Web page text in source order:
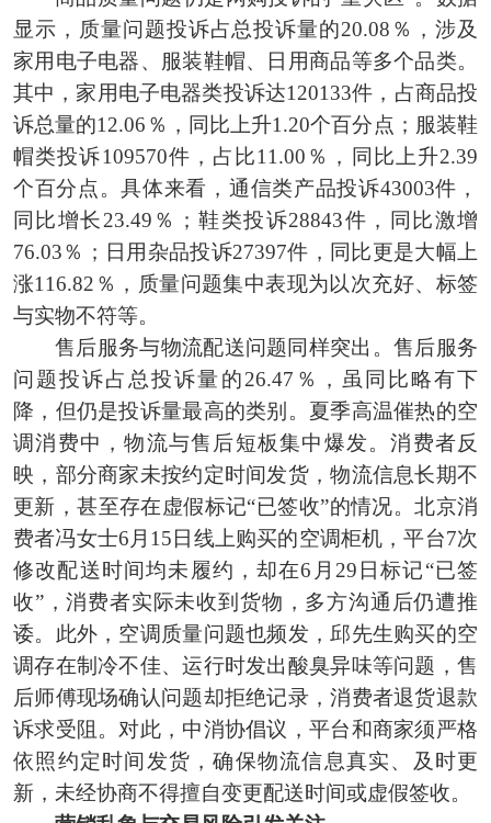
显示，质量问题投诉占总投诉量的20.08％，涉及
家用电子电器、服装鞋帽、日用商品等多个品类。
其中，家用电子电器类投诉达120133件，占商品投
诉总量的12.06％，同比上升1.20个百分点；服装鞋
帽类投诉109570件，占比11.00％，同比上升2.39
个百分点。具体来看，通信类产品投诉43003件，
同比增长23.49％；鞋类投诉28843件，同比激增
76.03％；日用杂品投诉27397件，同比更是大幅上
涨116.82％，质量问题集中表现为以次充好、标签
与实物不符等。
售后服务与物流配送问题同样突出。售后服务
问题投诉占总投诉量的26.47％，虽同比略有下
降，但仍是投诉量最高的类别。夏季高温催热的空
调消费中，物流与售后短板集中爆发。消费者反
映，部分商家未按约定时间发货，物流信息长期不
更新，甚至存在虚假标记“已签收”的情况。北京消
费者冯女士6月15日线上购买的空调柜机，平台7次
修改配送时间均未履约，却在6月29日标记“已签
收”，消费者实际未收到货物，多方沟通后仍遭推
诿。此外，空调质量问题也频发，邱先生购买的空
调存在制冷不佳、运行时发出酸臭异味等问题，售
后师傅现场确认问题却拒绝记录，消费者退货退款
诉求受阻。对此，中消协倡议，平台和商家须严格
依照约定时间发货，确保物流信息真实、及时更
新，未经协商不得擅自变更配送时间或虚假签收。